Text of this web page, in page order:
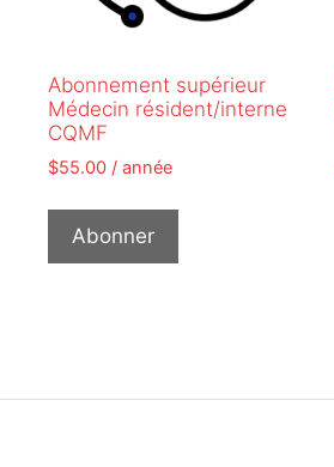
Abonnement supérieur
Médecin résident/interne
CQMF
$55.00 / année
Abonner